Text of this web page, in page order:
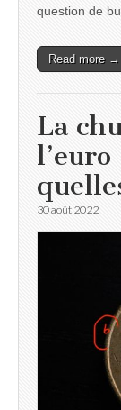
question de
Read more →
La
30 août 2022